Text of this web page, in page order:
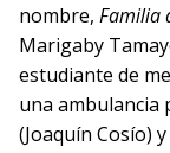
nombre, Familia
Marigaby
estudiante de
una ambulancia
(Joaquín Cosío)